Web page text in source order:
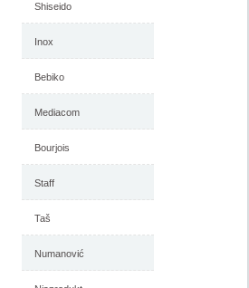
Shiseido
Inox
Bebiko
Mediacom
Bourjois
Staff
Taš
Numanović